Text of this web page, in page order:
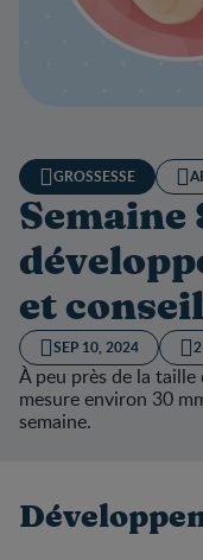
GROSSESSE
Semaine
et
SEP 10, 2024
À peu près de la
mesure environ 30
semaine.